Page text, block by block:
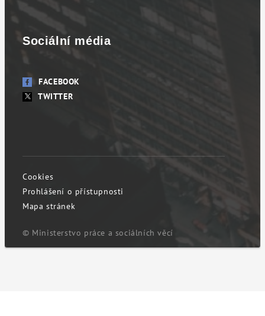
Sociální média
FACEBOOK
TWITTER
Cookies
Prohlášení o přístupnosti
Mapa stránek
© Ministerstvo práce a sociálních věcí